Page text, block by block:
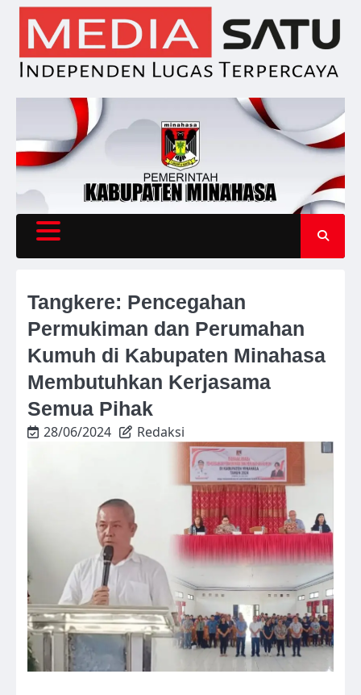
Skip
content
Tangkere: Pencegahan
Permukiman dan Perumahan
Kumuh di Kabupaten Minahasa
Membutuhkan Kerjasama
Semua Pihak
28/06/2024 Redaksi